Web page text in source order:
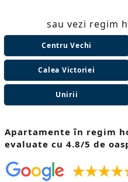
sau vezi regim
Centru Vechi
Calea Victoriei
Unirii
Apartamente în regim
evaluate cu 4.8/5 de